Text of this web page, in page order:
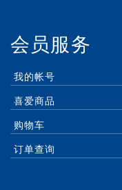
会员服务
我的帐号
喜爱商品
购物车
订单查询